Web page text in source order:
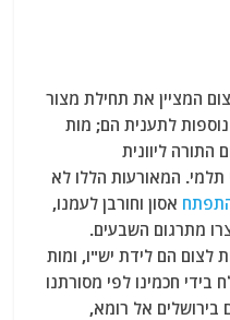
המציין את תחילת מצור
לתענית הם; מות
התורה ליוונית
תלמי. המאורעות הללו לא
אסון וחורבן לעמנו,
מתרגום השבעים.
לצום הם לידת יש"ו, ומות
בידי חכמינו לפי מסורתנו
בירושלים אל רומא,